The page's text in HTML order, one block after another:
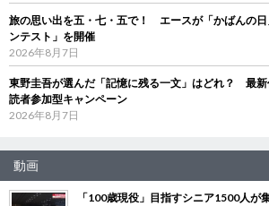
旅の思い出を五・七・五で！ エースが「かばんの日
ンテスト」を開催
2026年8月7日
東野圭吾が選んだ「記憶に残る一文」はどれ？ 最
読者参加型キャンペーン
2026年8月7日
動画
「100歳現役」目指すシニア1500人